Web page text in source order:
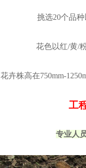
挑选20个品
花色以红/黄/
花卉株高在750mm-
工
专业人